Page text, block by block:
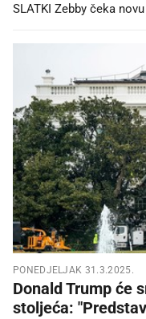
SLATKI Zebby čeka
PONEDJELJAK 31.3.2025.
Donald Trump će
stoljeća: